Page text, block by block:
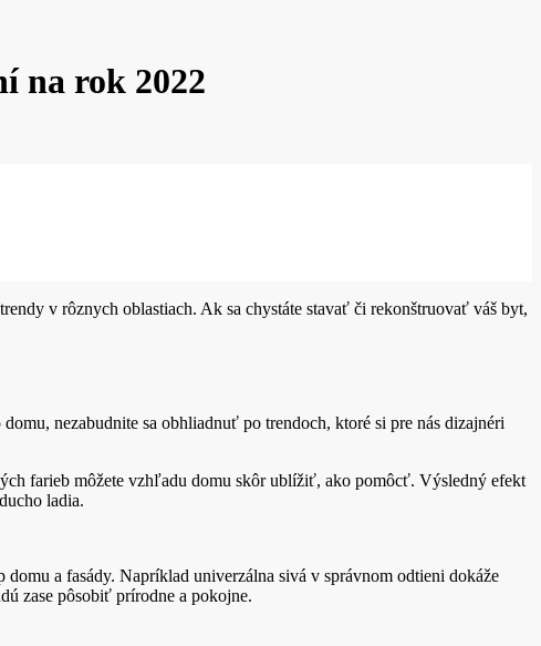
na rok 2022
v rôznych oblastiach. Ak sa chystáte stavať či rekonštruovať váš byt,
nezabudnite sa obhliadnuť po trendoch, ktoré si pre nás dizajnéri
farieb môžete vzhľadu domu skôr ublížiť, ako pomôcť. Výsledný efekt
ladia.
a fasády. Napríklad univerzálna sivá v správnom odtieni dokáže
zase pôsobiť prírodne a pokojne.